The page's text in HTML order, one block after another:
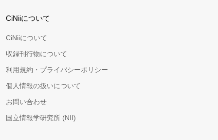
CiNiiについて
CiNiiについて
収録刊行物について
利用規約・プライバシーポリシー
個人情報の扱いについて
お問い合わせ
国立情報学研究所 (NII)